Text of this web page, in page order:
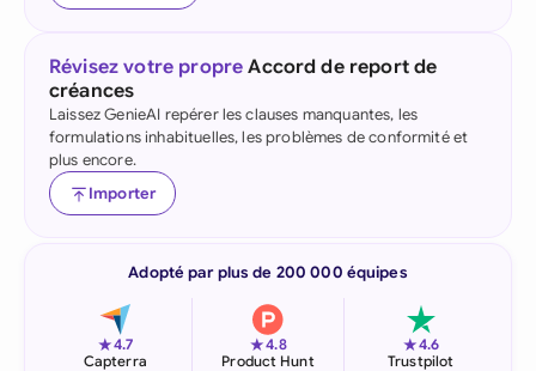
Révisez votre propre Accord de report de
créances
Laissez GenieAI repérer les clauses manquantes, les
formulations inhabituelles, les problèmes de conformité et
plus encore.
Importer
Adopté par plus de 200 000 équipes
★4.7
Capterra
★4.8
Product Hunt
★4.6
Trustpilot